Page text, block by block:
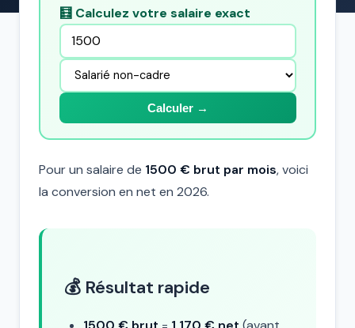
🧮 Calculez votre salaire exact
Calculer →
Pour un salaire de 1500 € brut par mois, voici
la conversion en net en 2026.
💰 Résultat rapide